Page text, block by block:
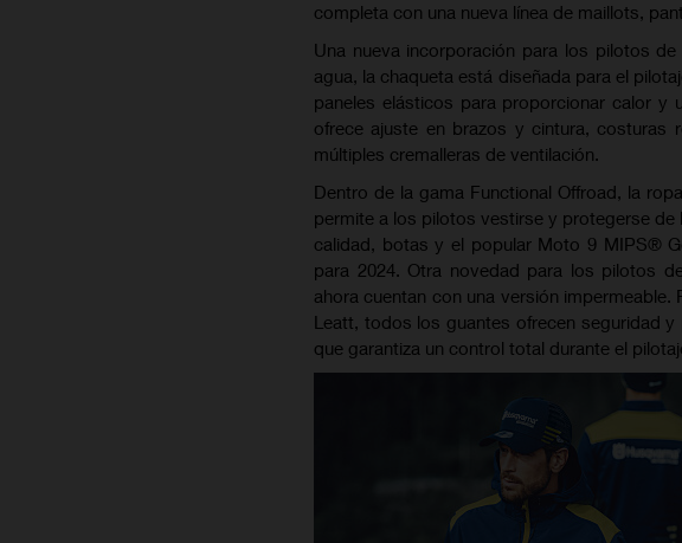
completa con una nueva línea de maillots,
Una nueva incorporación para los pilotos
agua, la chaqueta está diseñada para el
paneles elásticos para proporcionar calor y
ofrece ajuste en brazos y cintura, costuras
múltiples cremalleras de ventilación.
Dentro de la gama Functional Offroad, la
permite a los pilotos vestirse y protegerse
calidad, botas y el popular Moto 9 MIPS®️
para 2024. Otra novedad para los pilotos
ahora cuentan con una versión
Leatt, todos los guantes ofrecen seguridad
que garantiza un control total durante el